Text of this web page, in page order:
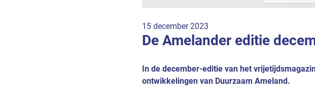
15 december 2023
De Amelander editie
In de december-editie van het
ontwikkelingen van Duurzaam Ameland.